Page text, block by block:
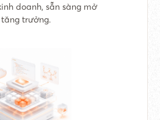
doanh, sẵn sàng mở
trưởng.